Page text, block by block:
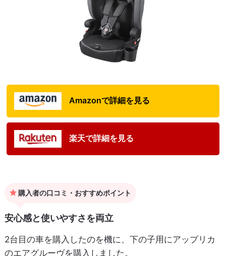
Amazonで詳細を見る
楽天で詳細を見る
購入者の口コミ・おすすめポイント
安心感と使いやすさを両立
2台目の車を購入したのを機に、下の子用にアップリカ
のエアグルーヴを購入しました。